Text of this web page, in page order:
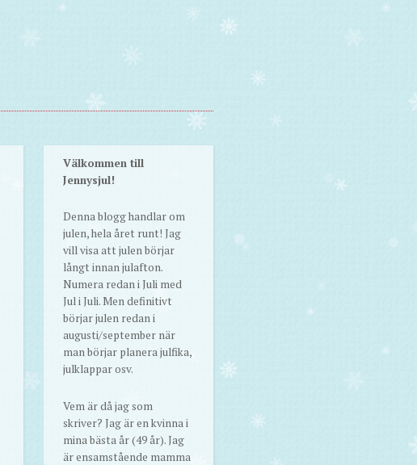
Välkommen till
Jennysjul!
Denna blogg handlar om
julen, hela året runt! Jag
vill visa att julen börjar
långt innan julafton.
Numera redan i Juli med
Jul i Juli. Men definitivt
börjar julen redan i
augusti/september när
man börjar planera julfika,
julklappar osv.
Vem är då jag som
skriver? Jag är en kvinna i
mina bästa år (49 år). Jag
är ensamstående mamma